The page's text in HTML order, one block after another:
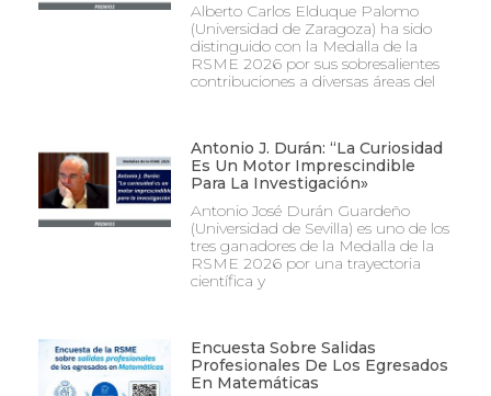
Alberto Carlos Elduque Palomo
(Universidad de Zaragoza) ha sido
distinguido con la Medalla de la
RSME 2026 por sus sobresalientes
contribuciones a diversas áreas del
Antonio J. Durán: “La Curiosidad
Es Un Motor Imprescindible
Para La Investigación»
Antonio José Durán Guardeño
(Universidad de Sevilla) es uno de los
tres ganadores de la Medalla de la
RSME 2026 por una trayectoria
científica y
Encuesta Sobre Salidas
Profesionales De Los Egresados
En Matemáticas